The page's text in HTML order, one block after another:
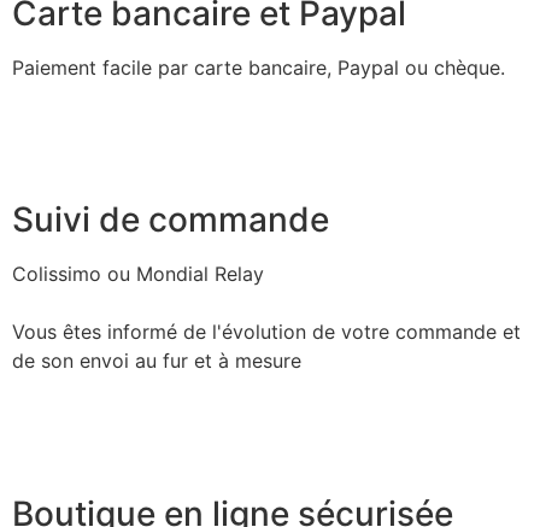
Carte bancaire et Paypal
Paiement facile par carte bancaire, Paypal ou chèque.
Suivi de commande
Colissimo ou Mondial Relay
Vous êtes informé de l'évolution de votre commande et
de son envoi au fur et à mesure
Boutique en ligne sécurisée